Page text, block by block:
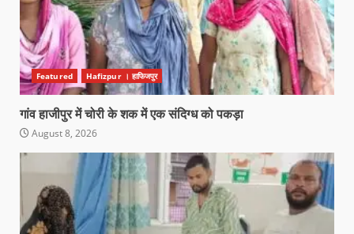
Featured Hafizpur । हाफिजपुर
गांव हाजीपुर में चोरी के शक में एक संदिग्ध को पकड़ा
August 8, 2026